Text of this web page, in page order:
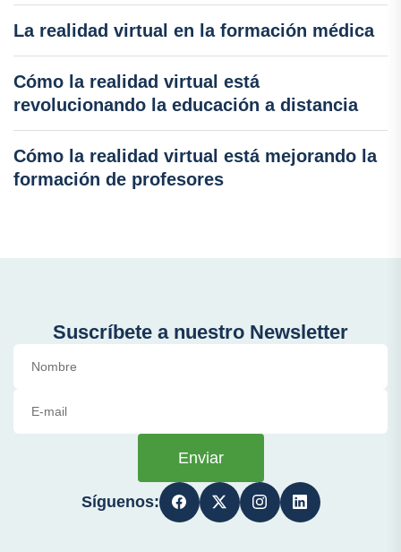
La realidad virtual en la formación médica
Cómo la realidad virtual está
revolucionando la educación a distancia
Cómo la realidad virtual está mejorando la
formación de profesores
Suscríbete a nuestro Newsletter
Enviar
Síguenos: